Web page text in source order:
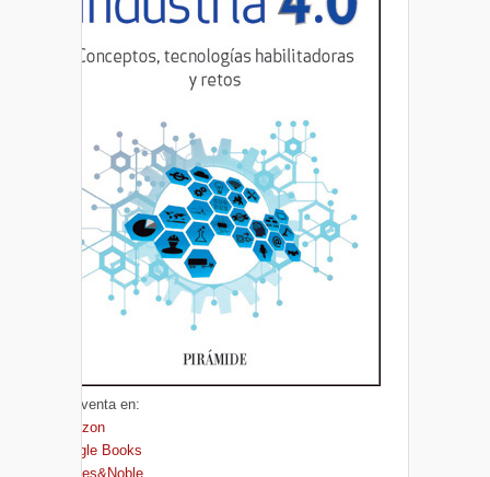
A la venta en:
Amazon
Google Books
Barnes&Noble